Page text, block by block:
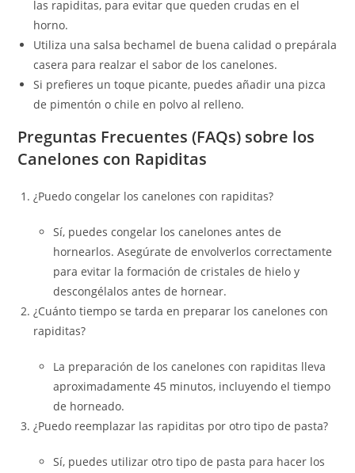
las rapiditas, para evitar que queden crudas en el
horno.
Utiliza una salsa bechamel de buena calidad o prepárala
casera para realzar el sabor de los canelones.
Si prefieres un toque picante, puedes añadir una pizca
de pimentón o chile en polvo al relleno.
Preguntas Frecuentes (FAQs) sobre los
Canelones con Rapiditas
¿Puedo congelar los canelones con rapiditas?
Sí, puedes congelar los canelones antes de
hornearlos. Asegúrate de envolverlos correctamente
para evitar la formación de cristales de hielo y
descongélalos antes de hornear.
¿Cuánto tiempo se tarda en preparar los canelones con
rapiditas?
La preparación de los canelones con rapiditas lleva
aproximadamente 45 minutos, incluyendo el tiempo
de horneado.
¿Puedo reemplazar las rapiditas por otro tipo de pasta?
Sí, puedes utilizar otro tipo de pasta para hacer los